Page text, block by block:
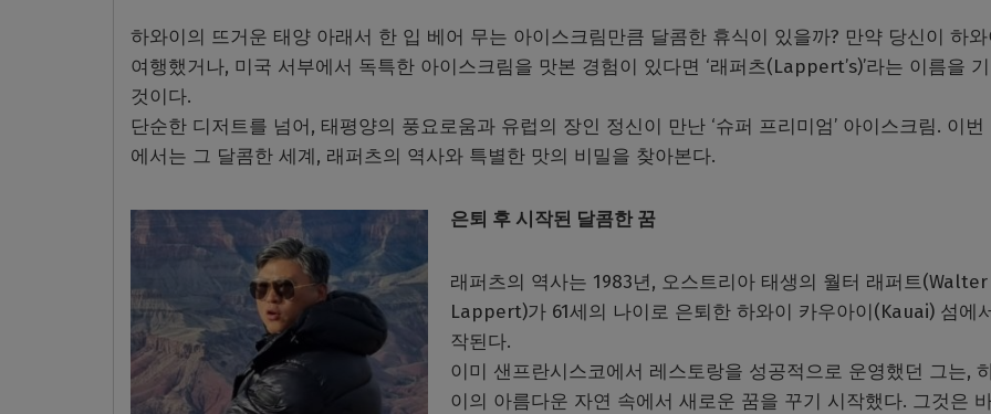
하와이의 뜨거운 태양 아래서 한 입 베어 무는 아이스크림만큼 달콤한 휴식이 있을까? 만약 당신이 하
여행했거나, 미국 서부에서 독특한 아이스크림을 맛본 경험이 있다면 ‘래퍼츠(Lappert’s)’라는 이름을
것이다.
단순한 디저트를 넘어, 태평양의 풍요로움과 유럽의 장인 정신이 만난 ‘슈퍼 프리미엄’ 아이스크림. 이번
에서는 그 달콤한 세계, 래퍼츠의 역사와 특별한 맛의 비밀을 찾아본다.
은퇴 후 시작된 달콤한 꿈
래퍼츠의 역사는 1983년, 오스트리아 태생의 월터 래퍼트(Walter
Lappert)가 61세의 나이로 은퇴한 하와이 카우아이(Kauai) 섬에
작된다.
이미 샌프란시스코에서 레스토랑을 성공적으로 운영했던 그는,
이의 아름다운 자연 속에서 새로운 꿈을 꾸기 시작했다. 그것은